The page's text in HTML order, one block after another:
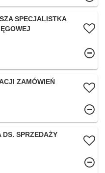
SPECJALISTKA
ZAMÓWIEŃ
SPRZEDAŻY